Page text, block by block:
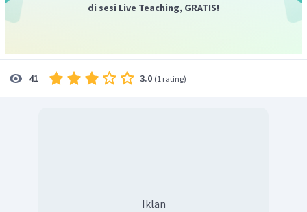
di sesi Live Teaching, GRATIS!
41 3.0 (1 rating)
Iklan